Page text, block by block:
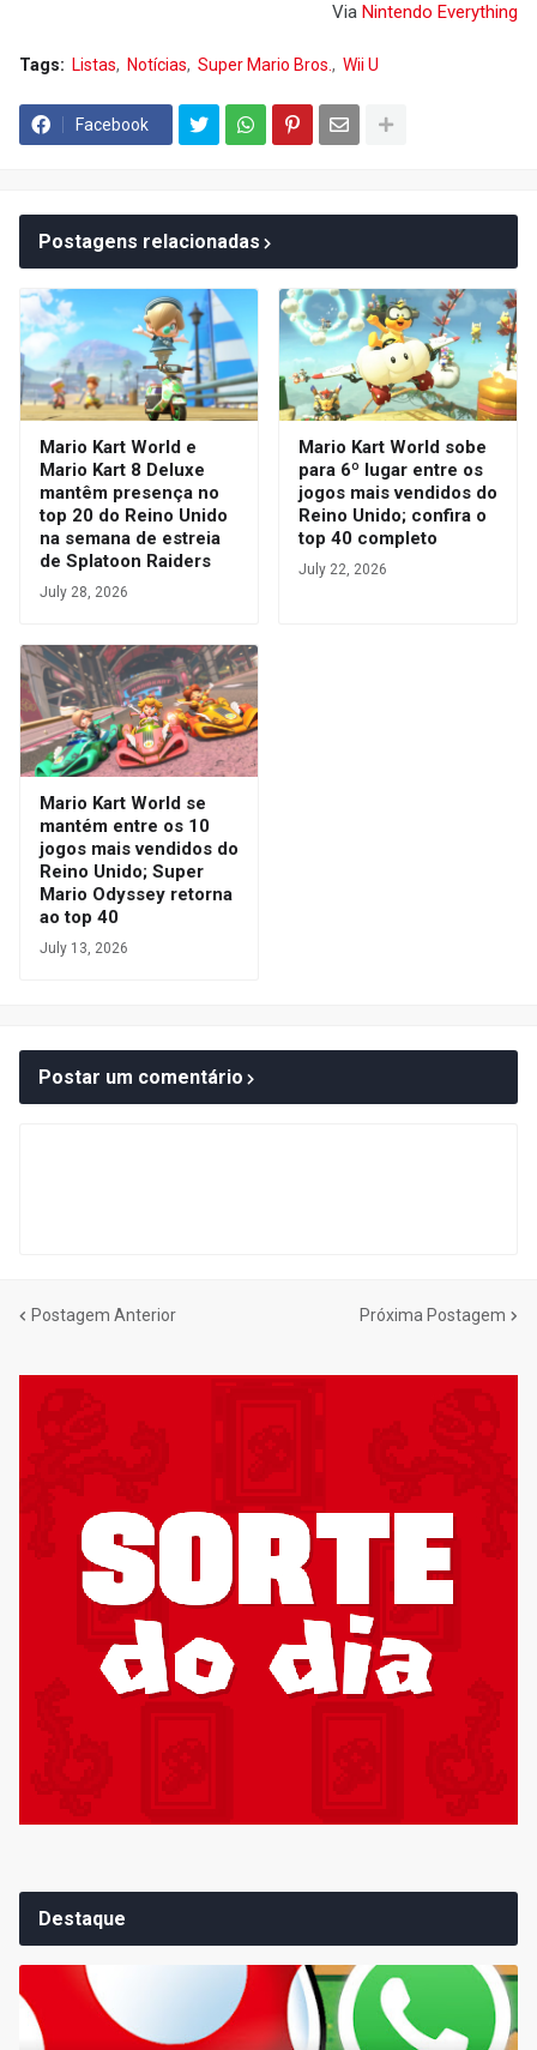
Via Nintendo Everything
Tags: Listas Notícias Super Mario Bros. Wii U
Facebook
Postagens relacionadas
Mario Kart World e
Mario Kart 8 Deluxe
mantêm presença no
top 20 do Reino Unido
na semana de estreia
de Splatoon Raiders
July 28, 2026
Mario Kart World sobe
para 6º lugar entre os
jogos mais vendidos do
Reino Unido; confira o
top 40 completo
July 22, 2026
Mario Kart World se
mantém entre os 10
jogos mais vendidos do
Reino Unido; Super
Mario Odyssey retorna
ao top 40
July 13, 2026
Postar um comentário
Postagem Anterior Próxima Postagem
Destaque